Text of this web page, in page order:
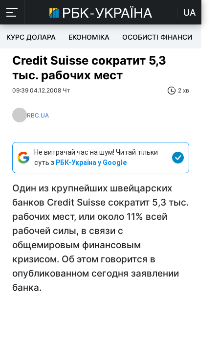
UA
КУРС ДОЛАРА ЕКОНОМІКА ОСОБИСТІ ФІНАНСИ
Credit Suisse сократит 5,3
тыс. рабочих мест
09:39 04.12.2008 Чт 2 хв
RBC.UA
Не витрачай час на шум! Читай тільки
суть з РБК-Україна у Google
Один из крупнейших швейцарских
банков Credit Suisse сократит 5,3 тыс.
рабочих мест, или около 11% всей
рабочей силы, в связи с
общемировым финансовым
кризисом. Об этом говорится в
опубликованном сегодня заявлении
банка.